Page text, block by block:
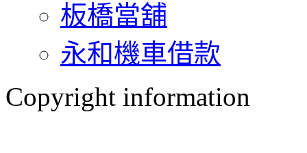
板橋當舖
永和機車借款
Copyright information